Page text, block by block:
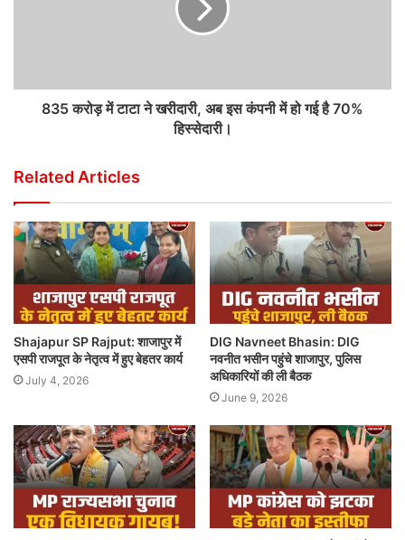
835 करोड़ में टाटा ने खरीदारी, अब इस कंपनी में हो गई है 70%
हिस्सेदारी।
Related Articles
Shajapur SP Rajput: शाजापुर में
एसपी राजपूत के नेतृत्व में हुए बेहतर कार्य
July 4, 2026
DIG Navneet Bhasin: DIG
नवनीत भसीन पहुंचे शाजापुर, पुलिस
अधिकारियों की ली बैठक
June 9, 2026